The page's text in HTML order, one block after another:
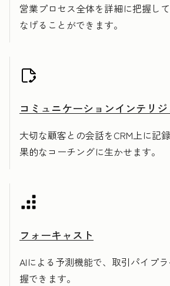
営業プロセス全体を詳細に把握し
なげることができます。
コミュニケーションインテリ
大切な顧客との会話をCRM上に記
果的なコーチングに生かせます。
フォーキャスト
AIによる予測機能で、取引パイプ
握できます。